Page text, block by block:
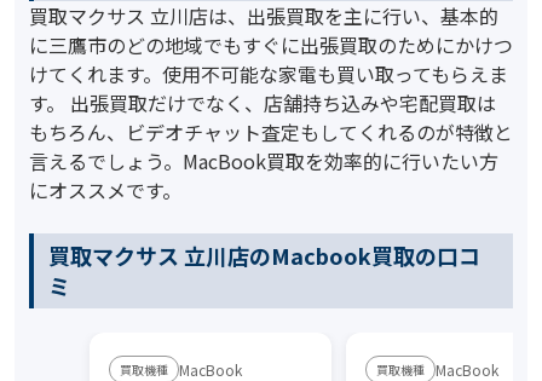
買取マクサス 立川店は、出張買取を主に行い、基本的
に三鷹市のどの地域でもすぐに出張買取のためにかけつ
けてくれます。使用不可能な家電も買い取ってもらえま
す。 出張買取だけでなく、店舗持ち込みや宅配買取は
もちろん、ビデオチャット査定もしてくれるのが特徴と
言えるでしょう。MacBook買取を効率的に行いたい方
にオススメです。
買取マクサス 立川店のMacbook買取の口コ
ミ
MacBook MacBook